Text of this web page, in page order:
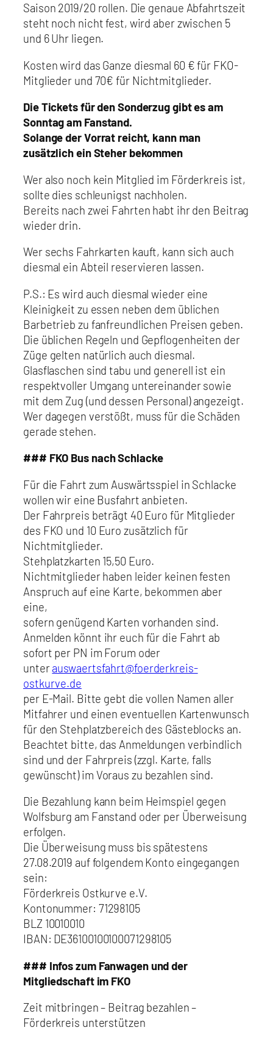
Saison 2019/20 rollen. Die genaue Abfahrtszeit
steht noch nicht fest, wird aber zwischen 5
und 6 Uhr liegen.
Kosten wird das Ganze diesmal 60 € für FKO-
Mitglieder und 70€ für Nichtmitglieder.
Die Tickets für den Sonderzug gibt es am
Sonntag am Fanstand.
Solange der Vorrat reicht, kann man
zusätzlich ein Steher bekommen
Wer also noch kein Mitglied im Förderkreis ist,
sollte dies schleunigst nachholen.
Bereits nach zwei Fahrten habt ihr den Beitrag
wieder drin.
Wer sechs Fahrkarten kauft, kann sich auch
diesmal ein Abteil reservieren lassen.
P.S.: Es wird auch diesmal wieder eine
Kleinigkeit zu essen neben dem üblichen
Barbetrieb zu fanfreundlichen Preisen geben.
Die üblichen Regeln und Gepflogenheiten der
Züge gelten natürlich auch diesmal.
Glasflaschen sind tabu und generell ist ein
respektvoller Umgang untereinander sowie
mit dem Zug (und dessen Personal) angezeigt.
Wer dagegen verstößt, muss für die Schäden
gerade stehen.
### FKO Bus nach Schlacke
Für die Fahrt zum Auswärtsspiel in Schlacke
wollen wir eine Busfahrt anbieten.
Der Fahrpreis beträgt 40 Euro für Mitglieder
des FKO und 10 Euro zusätzlich für
Nichtmitglieder.
Stehplatzkarten 15,50 Euro.
Nichtmitglieder haben leider keinen festen
Anspruch auf eine Karte, bekommen aber
eine,
sofern genügend Karten vorhanden sind.
Anmelden könnt ihr euch für die Fahrt ab
sofort per PN im Forum oder
unterauswaertsfahrt@foerderkreis-
ostkurve.de
per E-Mail. Bitte gebt die vollen Namen aller
Mitfahrer und einen eventuellen Kartenwunsch
für den Stehplatzbereich des Gästeblocks an.
Beachtet bitte, das Anmeldungen verbindlich
sind und der Fahrpreis (zzgl. Karte, falls
gewünscht) im Voraus zu bezahlen sind.
Die Bezahlung kann beim Heimspiel gegen
Wolfsburg am Fanstand oder per Überweisung
erfolgen.
Die Überweisung muss bis spätestens
27.08.2019 auf folgendem Konto eingegangen
sein:
Förderkreis Ostkurve e.V.
Kontonummer: 71298105
BLZ 10010010
IBAN: DE36100100100071298105
### Infos zum Fanwagen und der
Mitgliedschaft im FKO
Zeit mitbringen – Beitrag bezahlen –
Förderkreis unterstützen